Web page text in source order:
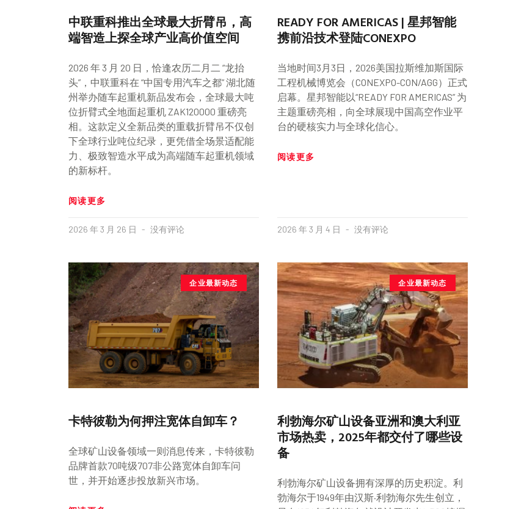
中联重科推出全球最大折臂吊，高
端智造上探全球产业高价值空间
2026 年 3 月 20 日，恰逢农历二月二 “龙抬
头”，中联重科在 “中国专用汽车之都” 湖北随
州举办随车起重机新品发布会，全球最大吨
位折臂式全地面起重机 ZAK120000 重磅亮
相。这款定义全新品类的重载折臂吊不仅创
下全球行业吨位纪录，更凭借全场景适配能
力、极致智造水平成为高端随车起重机领域
的新标杆。
阅读更多
2026 年 3 月 26 日 没有评论
READY FOR AMERICAS | 星邦智能
携前沿技术登陆CONEXPO
当地时间3月3日，2026美国拉斯维加斯国际
工程机械博览会（CONEXPO-CON/AGG）正式
启幕。星邦智能以“READY FOR AMERICAS” 为
主题重磅亮相，向全球展现中国高空作业平
台的硬核实力与全球化信心。
阅读更多
2026 年 3 月 4 日 没有评论
企业最新动态
卡特彼勒为何押注宽体自卸车？
全球矿山设备领域一则消息传来，卡特彼勒
品牌首款70吨级707非公路宽体自卸车问
世，并开始逐步投放新兴市场。
企业最新动态
利勃海尔矿山设备亚洲和澳大利亚
市场热卖，2025年都交付了哪些设
备
利勃海尔矿山设备拥有深厚的历史积淀。利
勃海尔于1949年由汉斯·利勃海尔先生创立，